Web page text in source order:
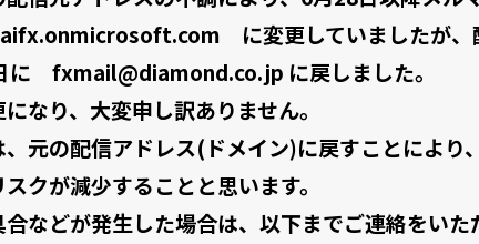
に変更していましたが、
に fxmail@diamond.co.jp に戻しました。
なり、大変申し訳ありません。
元の配信アドレス(ドメイン)に戻すことにより
クが減少することと思います。
などが発生した場合は、以下までご連絡をいた